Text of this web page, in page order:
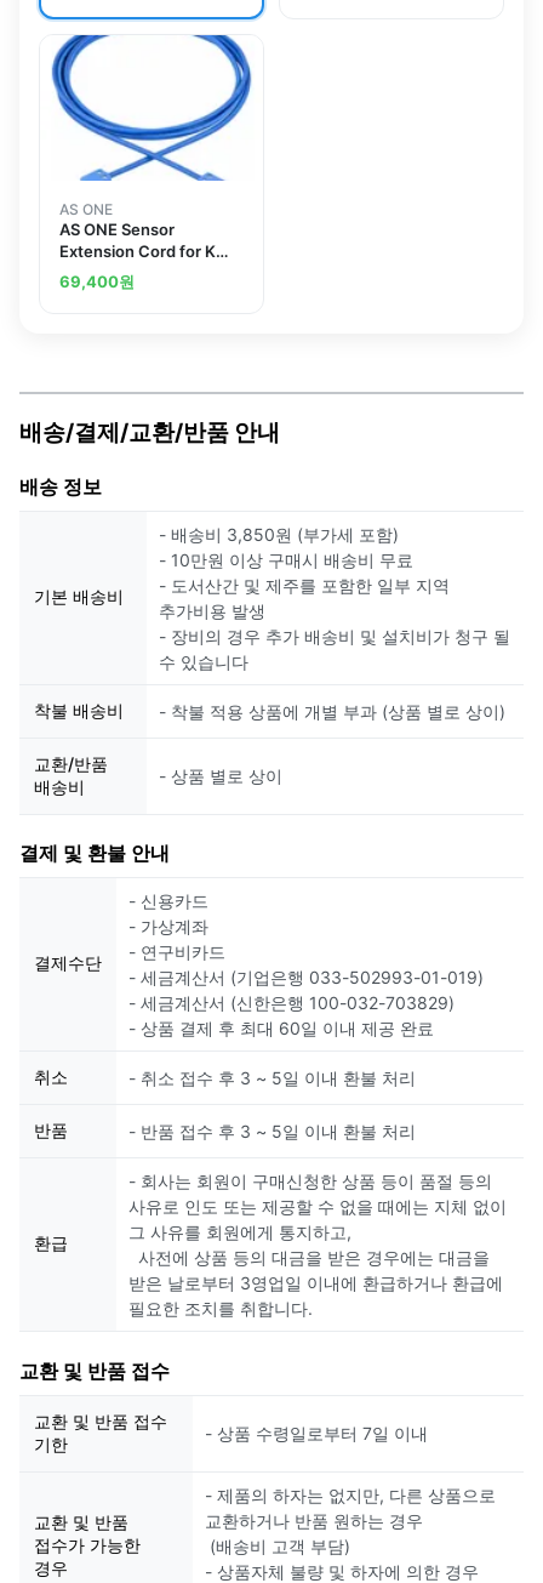
AS ONE
AS ONE Sensor
Extension Cord for K
Thermocouple K-EXT
69,400원
배송/결제/교환/반품 안내
배송 정보
기본 배송비
- 배송비 3,850원 (부가세 포함)
- 10만원 이상 구매시 배송비 무료
- 도서산간 및 제주를 포함한 일부 지역
추가비용 발생
- 장비의 경우 추가 배송비 및 설치비가 청구 될
수 있습니다
착불 배송비 - 착불 적용 상품에 개별 부과 (상품 별로 상이)
교환/반품
배송비
- 상품 별로 상이
결제 및 환불 안내
결제수단
- 신용카드
- 가상계좌
- 연구비카드
- 세금계산서 (기업은행 033-502993-01-019)
- 세금계산서 (신한은행 100-032-703829)
- 상품 결제 후 최대 60일 이내 제공 완료
취소 - 취소 접수 후 3 ~ 5일 이내 환불 처리
반품 - 반품 접수 후 3 ~ 5일 이내 환불 처리
환급
- 회사는 회원이 구매신청한 상품 등이 품절 등의
사유로 인도 또는 제공할 수 없을 때에는 지체 없이
그 사유를 회원에게 통지하고,
사전에 상품 등의 대금을 받은 경우에는 대금을
받은 날로부터 3영업일 이내에 환급하거나 환급에
필요한 조치를 취합니다.
교환 및 반품 접수
교환 및 반품 접수
기한
- 상품 수령일로부터 7일 이내
교환 및 반품
접수가 가능한
경우
- 제품의 하자는 없지만, 다른 상품으로
교환하거나 반품 원하는 경우
(배송비 고객 부담)
- 상품자체 불량 및 하자에 의한 경우